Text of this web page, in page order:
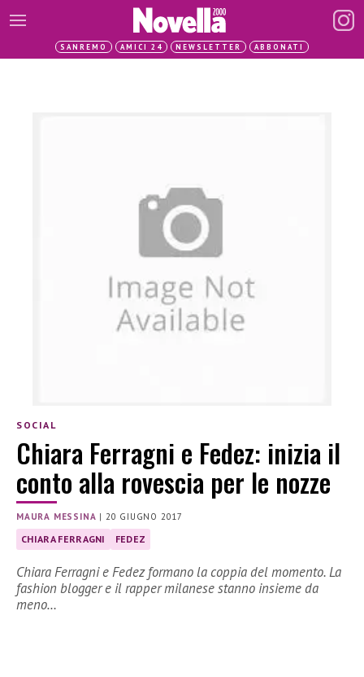
SANREMO AMICI 24 NEWSLETTER ABBONATI
SOCIAL
Chiara Ferragni e Fedez: inizia il
conto alla rovescia per le nozze
MAURA MESSINA | 20 GIUGNO 2017
CHIARA FERRAGNI FEDEZ
Chiara Ferragni e Fedez formano la coppia del momento. La
fashion blogger e il rapper milanese stanno insieme da
meno…